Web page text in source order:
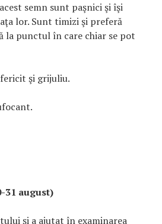
semn sunt paşnici şi îşi
lor. Sunt timizi şi preferă
la punctul în care chiar se pot
şi grijuliu.
31 august)
şi a ajutat în examinarea